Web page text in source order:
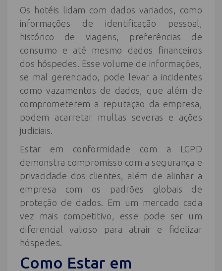
Os hotéis lidam com dados variados, como
informações de identificação pessoal,
histórico de viagens, preferências de
consumo e até mesmo dados financeiros
dos hóspedes. Esse volume de informações,
se mal gerenciado, pode levar a incidentes
como vazamentos de dados, que além de
comprometerem a reputação da empresa,
podem acarretar multas severas e ações
judiciais.
Estar em conformidade com a LGPD
demonstra compromisso com a segurança e
privacidade dos clientes, além de alinhar a
empresa com os padrões globais de
proteção de dados. Em um mercado cada
vez mais competitivo, esse pode ser um
diferencial valioso para atrair e fidelizar
hóspedes.
Como Estar em